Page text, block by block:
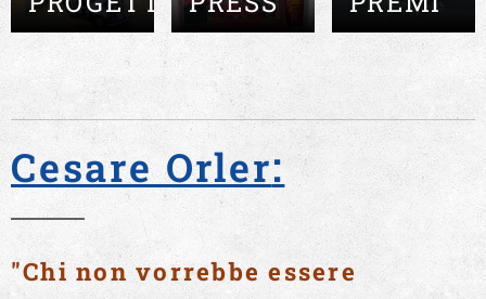
Cesare Orler:
"Chi non vorrebbe essere